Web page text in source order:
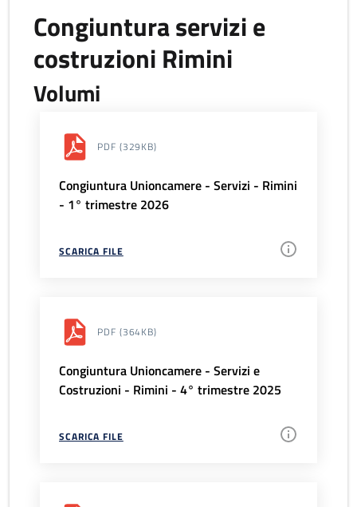
Congiuntura servizi e
costruzioni Rimini
Volumi
PDF (329KB)
Congiuntura Unioncamere - Servizi - Rimini
- 1° trimestre 2026
SCARICA FILE
PDF (364KB)
Congiuntura Unioncamere - Servizi e
Costruzioni - Rimini - 4° trimestre 2025
SCARICA FILE